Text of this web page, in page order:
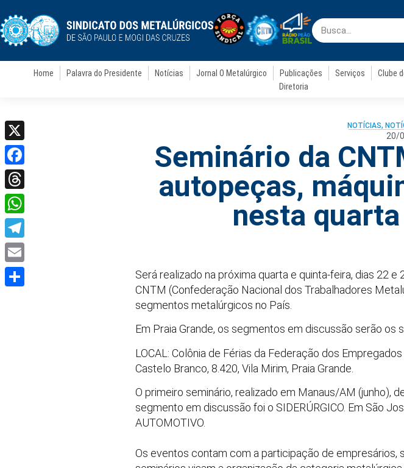
Home Palavra do Presidente Notícias Jornal O Metalúrgico Publicações Serviços Clube
Diretoria
NOTÍCIAS,
20/
Seminário da
autopeças,
nesta
Será realizado na próxima quarta e quinta-feira, dias 22
CNTM (Confederação Nacional dos Trabalhadores
segmentos metalúrgicos no País.
Em Praia Grande, os segmentos em discussão serão
LOCAL: Colônia de Férias da Federação dos
Castelo Branco, 8.420, Vila Mirim, Praia Grande.
O primeiro seminário, realizado em Manaus/AM (junho),
segmento em discussão foi o SIDERÚRGICO. Em São
AUTOMOTIVO.
Os eventos contam com a participação de empresários,
X
Facebook
Threads
WhatsApp
Telegram
Email